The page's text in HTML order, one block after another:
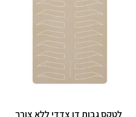
לטקס גבות דו צדדי ללא צורך